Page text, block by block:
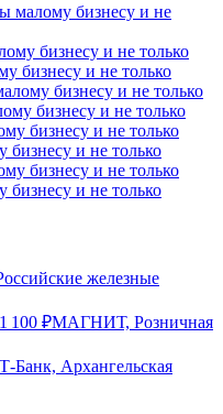
малому бизнесу и не
бизнесу и не только
бизнесу и не только
бизнесу и не только
бизнесу и не только
железные
100 ₽МАГНИТ, Розничная
Т-Банк, Архангельская